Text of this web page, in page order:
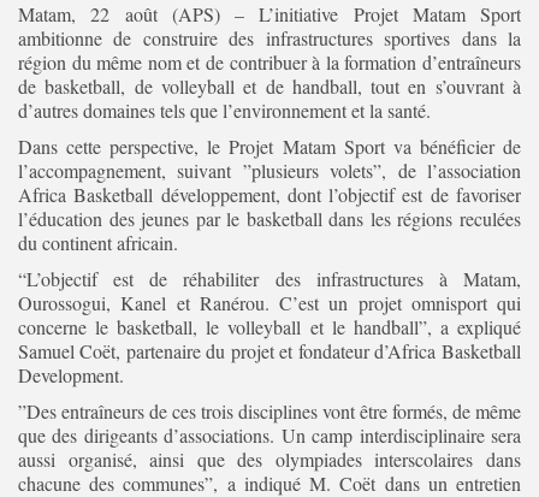
Matam, 22 août (APS) – L’initiative Projet Matam Sport
ambitionne de construire des infrastructures sportives dans la
région du même nom et de contribuer à la formation d’entraîneurs
de basketball, de volleyball et de handball, tout en s’ouvrant à
d’autres domaines tels que l’environnement et la santé.
Dans cette perspective, le Projet Matam Sport va bénéficier de
l’accompagnement, suivant ”plusieurs volets”, de l’association
Africa Basketball développement, dont l’objectif est de favoriser
l’éducation des jeunes par le basketball dans les régions reculées
du continent africain.
“L’objectif est de réhabiliter des infrastructures à Matam,
Ourossogui, Kanel et Ranérou. C’est un projet omnisport qui
concerne le basketball, le volleyball et le handball”, a expliqué
Samuel Coët, partenaire du projet et fondateur d’Africa Basketball
Development.
”Des entraîneurs de ces trois disciplines vont être formés, de même
que des dirigeants d’associations. Un camp interdisciplinaire sera
aussi organisé, ainsi que des olympiades interscolaires dans
chacune des communes”, a indiqué M. Coët dans un entretien